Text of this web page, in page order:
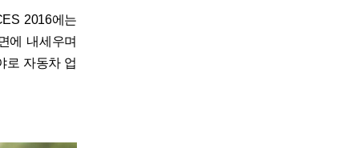
2016에는
에 내세우며
로 자동차 업